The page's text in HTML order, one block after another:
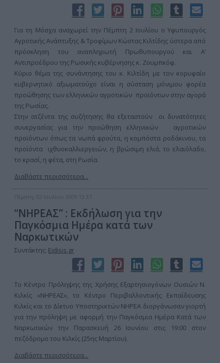
Για τη Μόσχα αναχωρεί την Πέμπτη 2 Ιουλίου ο Υφυπουργός
Αγροτικής Ανάπτυξης & Τροφίμων Κώστας Κιλτίδης ύστερα από
πρόσκληση του αναπληρωτή Πρωθυπουργού και Α’
Αντιπροέδρου της Ρωσικής κυβέρνησης κ. Ζουμπκόφ.
Κύριο θέμα της συνάντησης του κ. Κιλτίδη με τον κορυφαίο
κυβερνητικό αξιωματούχο είναι η σύσταση μόνιμου φορέα
προώθησης των ελληνικών αγροτικών προϊόντων στην αγορά
της Ρωσίας.
Στην ατζέντα της συζήτησης θα εξεταστούν οι δυνατότητες
συνεργασίας για την προώθηση ελληνικών αγροτικών
προϊόντων όπως τα νωπά φρούτα, η κομπόστα ροδάκινου, τα
προϊόντα ιχθυοκαλλιεργειών, η βρώσιμη ελιά, το ελαιόλαδο,
το κρασί, η φέτα, στη Ρωσία.
Διαβάστε περισσότερα...
Πέμπτη, 02 Ιουλίου 2009 13:37
“ΝΗΡΕΑΣ” : Εκδήλωση για την
Παγκόσμια Ημέρα κατά των
Ναρκωτικών
Συντάκτης: Eidisis.gr
Το Κέντρο Πρόληψης της Χρήσης Εξαρτησιογόνων Ουσιών Ν.
Κιλκίς «ΝΗΡΕΑΣ», το Κέντρο Περιβαλλοντικής Εκπαίδευσης
Κιλκίς και το Δίκτυο Υποστηρικτών ΝΗΡΕΑ διοργάνωσαν γιορτή
για την πρόληψη με αφορμή την Παγκόσμια Ημέρα Κατά των
Ναρκωτικών την Παρασκευή 26 Ιουνίου στις 19:00 στον
πεζόδρομο του Κιλκίς (25ης Μαρτίου).
Διαβάστε περισσότερα...